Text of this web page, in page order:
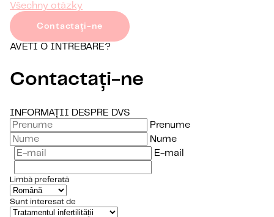
Všechny otázky
Contactați-ne
AVETI O INTREBARE?
Contactați-ne
INFORMAȚII DESPRE DVS
Prenume
Nume
E-mail
Limbă preferată
Sunt interesat de